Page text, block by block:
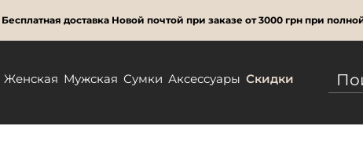
Бесплатная доставка Новой почтой при заказе от 3000 грн при
Женская Мужская Сумки Аксессуары Скидки